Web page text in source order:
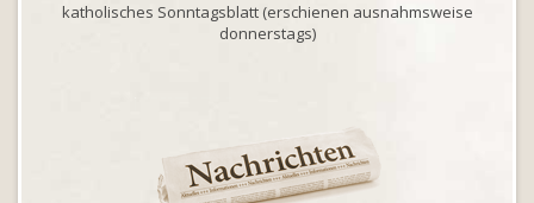
katholisches Sonntagsblatt (erschienen ausnahmsweise
donnerstags)